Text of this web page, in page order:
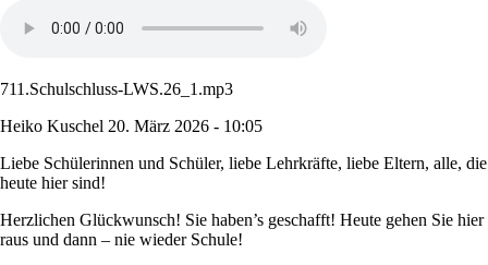
711.Schulschluss-LWS.26_1.mp3
Heiko Kuschel 20. März 2026 - 10:05
Liebe Schülerinnen und Schüler, liebe Lehrkräfte, liebe Eltern, alle, die
heute hier sind!
Herzlichen Glückwunsch! Sie haben’s geschafft! Heute gehen Sie hier
raus und dann – nie wieder Schule!